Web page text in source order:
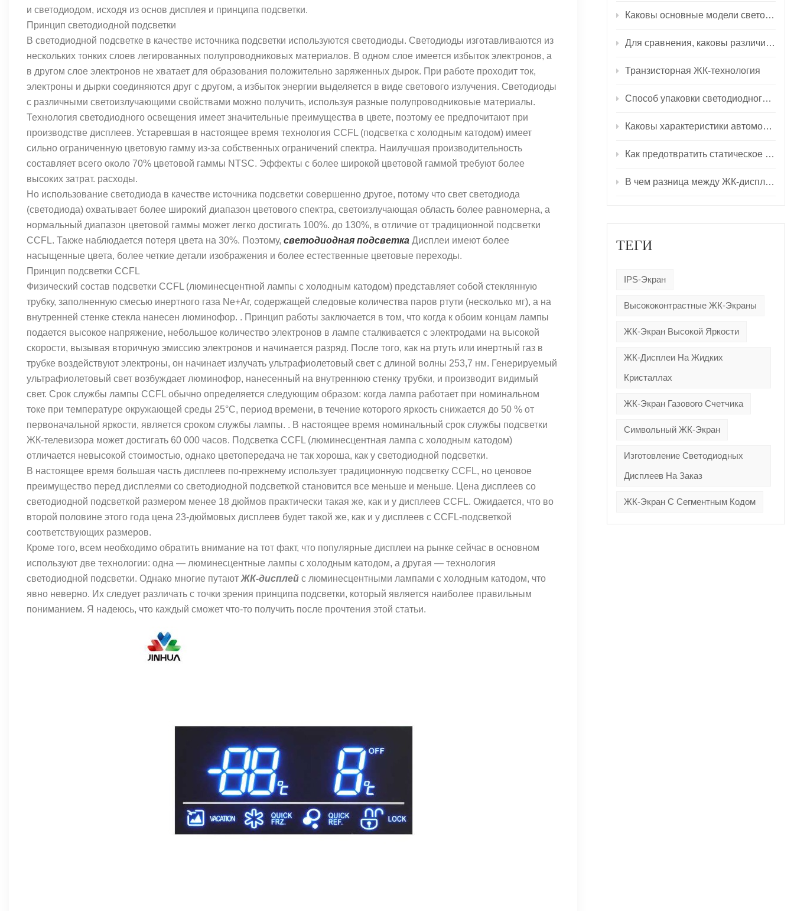
Каковы основные модели светодиодов SMD?
Для сравнения, каковы различия между принципами подсветки ЖК-дисплея и светодиода?
Транзисторная ЖК-технология
Способ упаковки светодиодного дисплея
Каковы характеристики автомобильных светодиодных дисплеев?
Как предотвратить статическое электричество на светодиодном экране
В чем разница между ЖК-дисплеем, светодиодным дисплеем и OLED-дисплеем?
ТЕГИ
IPS-Экран
Высококонтрастные ЖК-Экраны
ЖК-Экран Высокой Яркости
ЖК-Дисплеи На Жидких
Кристаллах
ЖК-Экран Газового Счетчика
Символьный ЖК-Экран
Изготовление Светодиодных
Дисплеев На Заказ
ЖК-Экран С Сегментным Кодом
и светодиодом, исходя из основ дисплея и принципа подсветки.
Принцип светодиодной подсветки
В светодиодной подсветке в качестве источника подсветки используются светодиоды. Светодиоды изготавливаются из
нескольких тонких слоев легированных полупроводниковых материалов. В одном слое имеется избыток электронов, а
в другом слое электронов не хватает для образования положительно заряженных дырок. При работе проходит ток,
электроны и дырки соединяются друг с другом, а избыток энергии выделяется в виде светового излучения. Светодиоды
с различными светоизлучающими свойствами можно получить, используя разные полупроводниковые материалы.
Технология светодиодного освещения имеет значительные преимущества в цвете, поэтому ее предпочитают при
производстве дисплеев. Устаревшая в настоящее время технология CCFL (подсветка с холодным катодом) имеет
сильно ограниченную цветовую гамму из-за собственных ограничений спектра. Наилучшая производительность
составляет всего около 70% цветовой гаммы NTSC. Эффекты с более широкой цветовой гаммой требуют более
высоких затрат. расходы.
Но использование светодиода в качестве источника подсветки совершенно другое, потому что свет светодиода
(светодиода) охватывает более широкий диапазон цветового спектра, светоизлучающая область более равномерна, а
нормальный диапазон цветовой гаммы может легко достигать 100%. до 130%, в отличие от традиционной подсветки
CCFL. Также наблюдается потеря цвета на 30%. Поэтому, светодиодная подсветка Дисплеи имеют более
насыщенные цвета, более четкие детали изображения и более естественные цветовые переходы.
Принцип подсветки CCFL
Физический состав подсветки CCFL (люминесцентной лампы с холодным катодом) представляет собой стеклянную
трубку, заполненную смесью инертного газа Ne+Ar, содержащей следовые количества паров ртути (несколько мг), а на
внутренней стенке стекла нанесен люминофор. . Принцип работы заключается в том, что когда к обоим концам лампы
подается высокое напряжение, небольшое количество электронов в лампе сталкивается с электродами на высокой
скорости, вызывая вторичную эмиссию электронов и начинается разряд. После того, как на ртуть или инертный газ в
трубке воздействуют электроны, он начинает излучать ультрафиолетовый свет с длиной волны 253,7 нм. Генерируемый
ультрафиолетовый свет возбуждает люминофор, нанесенный на внутреннюю стенку трубки, и производит видимый
свет. Срок службы лампы CCFL обычно определяется следующим образом: когда лампа работает при номинальном
токе при температуре окружающей среды 25°C, период времени, в течение которого яркость снижается до 50 % от
первоначальной яркости, является сроком службы лампы. . В настоящее время номинальный срок службы подсветки
ЖК-телевизора может достигать 60 000 часов. Подсветка CCFL (люминесцентная лампа с холодным катодом)
отличается невысокой стоимостью, однако цветопередача не так хороша, как у светодиодной подсветки.
В настоящее время большая часть дисплеев по-прежнему использует традиционную подсветку CCFL, но ценовое
преимущество перед дисплеями со светодиодной подсветкой становится все меньше и меньше. Цена дисплеев со
светодиодной подсветкой размером менее 18 дюймов практически такая же, как и у дисплеев CCFL. Ожидается, что во
второй половине этого года цена 23-дюймовых дисплеев будет такой же, как и у дисплеев с CCFL-подсветкой
соответствующих размеров.
Кроме того, всем необходимо обратить внимание на тот факт, что популярные дисплеи на рынке сейчас в основном
используют две технологии: одна — люминесцентные лампы с холодным катодом, а другая — технология
светодиодной подсветки. Однако многие путают ЖК-дисплей с люминесцентными лампами с холодным катодом, что
явно неверно. Их следует различать с точки зрения принципа подсветки, который является наиболее правильным
пониманием. Я надеюсь, что каждый сможет что-то получить после прочтения этой статьи.